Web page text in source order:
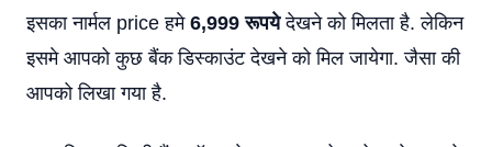
इसका नार्मल price हमे 6,999 रूपयेदेखने को मिलता है. लेकिन
इसमे आपको कुछ बैंक डिस्काउंट देखने को मिल जायेगा. जैसा की
आपको लिखा गया है.